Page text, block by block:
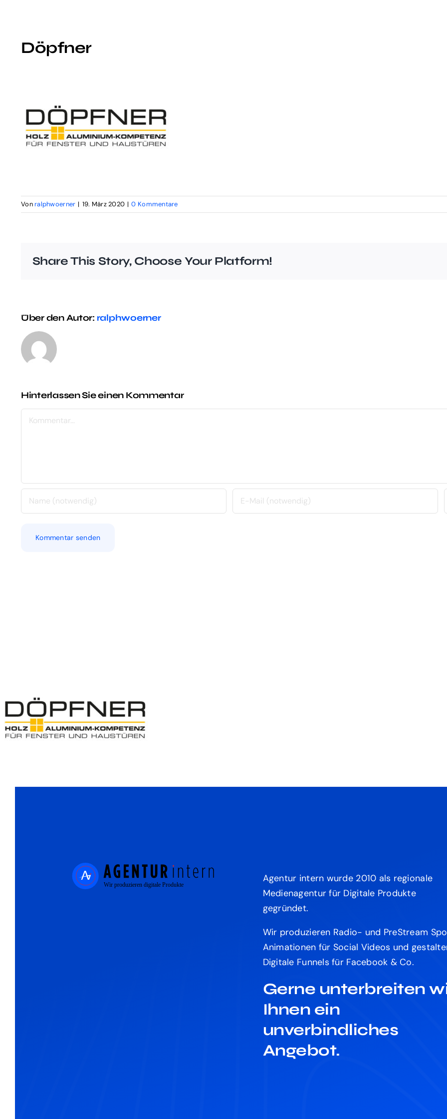
Döpfner
Vonralphwoerner | 19. März 2020 | 0 Kommentare
Share This Story, Choose Your Platform!
Über den Autor: ralphwoerner
Hinterlassen Sie einen Kommentar
Kommentar
Agentur intern wurde 2010 als regionale
Medienagentur für Digitale Produkte
gegründet.
Wir produzieren Radio- und PreStream
Animationen für Social Videos und
Digitale Funnels für Facebook & Co.
Gerne unterbreiten
Ihnen ein
unverbindliches
Angebot.